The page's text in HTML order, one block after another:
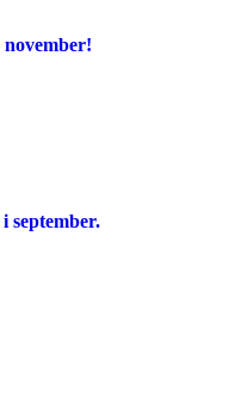
november!
september.